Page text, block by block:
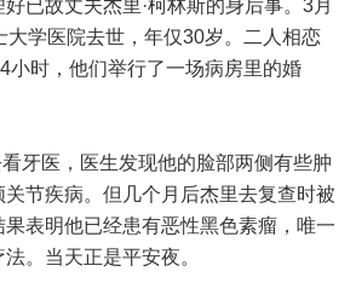
已故丈夫杰里·柯林斯的身后事。3月
大学医院去世，年仅30岁。二人相恋
小时，他们举行了一场病房里的婚
牙医，医生发现他的脸部两侧有些肿
关节疾病。但几个月后杰里去复查时被
表明他已经患有恶性黑色素瘤，唯一
。当天正是平安夜。